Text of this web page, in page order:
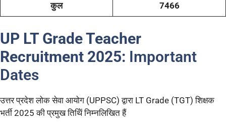
कुल 7466
UP LT Grade Teacher
Recruitment 2025: Important
Dates
उत्तर प्रदेश लोक सेवा आयोग (UPPSC) द्वारा LT Grade (TGT) शिक्षक
भर्ती 2025 की प्रमुख तिथिें निम्नलिखित हैं